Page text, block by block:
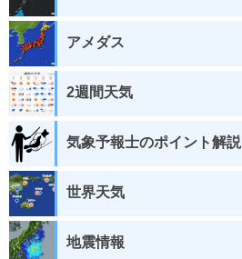
アメダス
2週間天気
気象予報士のポイント解説
世界天気
地震情報